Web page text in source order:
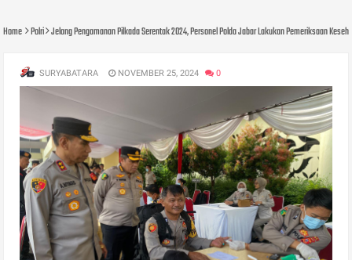
Home Polri Jelang Pengamanan Pilkada Serentak 2024, Personel Polda Jabar Lakukan Pemeriksaan
SURYABATARA NOVEMBER 25, 2024 0